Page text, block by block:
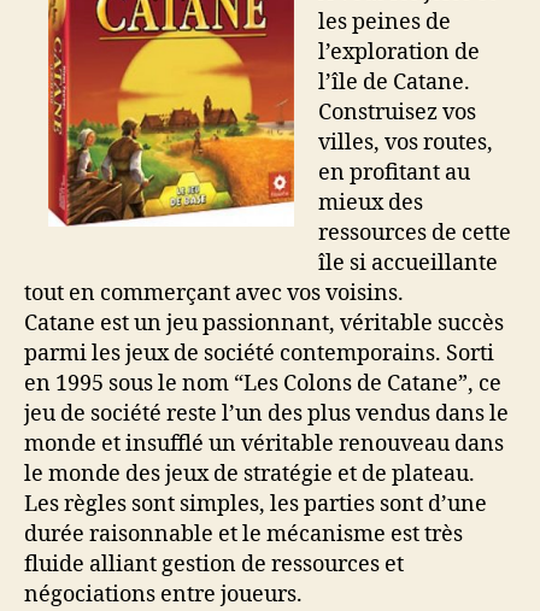
les peines de
l’exploration de
l’île de Catane.
Construisez vos
villes, vos routes,
en profitant au
mieux des
ressources de cette
île si accueillante
tout en commerçant avec vos voisins.
Catane est un jeu passionnant, véritable succès
parmi les jeux de société contemporains. Sorti
en 1995 sous le nom “Les Colons de Catane”, ce
jeu de société reste l’un des plus vendus dans le
monde et insufflé un véritable renouveau dans
le monde des jeux de stratégie et de plateau.
Les règles sont simples, les parties sont d’une
durée raisonnable et le mécanisme est très
fluide alliant gestion de ressources et
négociations entre joueurs.